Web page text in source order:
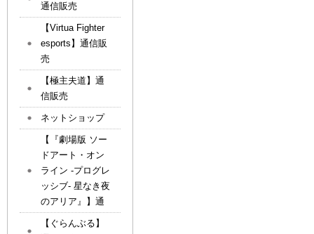
通信販売
【Virtua Fighter
esports】通信販
売
【極主夫道】通
信販売
ネットショップ
【『劇場版 ソー
ドアート・オン
ライン -プログレ
ッシブ- 星なき夜
のアリア』】通
【ぐらんぶる】